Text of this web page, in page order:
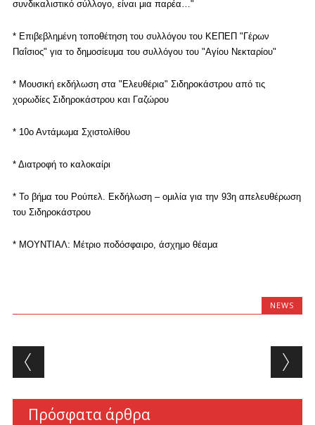
συνδικαλιστικό σύλλογο, είναι μια παρέα…"
* Επιβεβλημένη τοποθέτηση του συλλόγου του ΚΕΠΕΠ "Γέρων
Παΐσιος" για το δημοσίευμα του συλλόγου του "Αγίου Νεκταρίου"
* Μουσική εκδήλωση στα "Ελευθέρια" Σιδηροκάστρου από τις
χορωδίες Σιδηροκάστρου και Γαζώρου
* 10ο Αντάμωμα Σχιστολίθου
* Διατροφή το καλοκαίρι
* Το βήμα του Ρούπελ. Εκδήλωση – ομιλία για την 93η απελευθέρωση
του Σιδηροκάστρου
* ΜΟΥΝΤΙΑΛ: Μέτριο ποδόσφαιρο, άσχημο θέαμα
NEWS
Post navigation
Πρόσφατα άρθρα